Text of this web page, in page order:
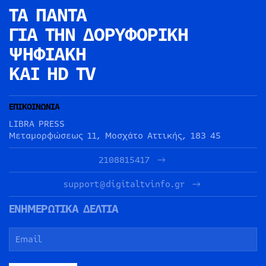
ΤΑ ΠΑΝΤΑ
ΓΙΑ ΤΗΝ ΔΟΡΥΦΟΡΙΚΗ
ΨΗΦΙΑΚΗ
ΚΑΙ HD TV
ΕΠΙΚΟΙΝΩΝΙΑ
LIBRA PRESS
Μεταμορφώσεως 11, Μοσχάτο Αττικής, 183 45
2108815417
support@digitaltvinfo.gr
ΕΝΗΜΕΡΩΤΙΚΑ ΔΕΛΤΙΑ